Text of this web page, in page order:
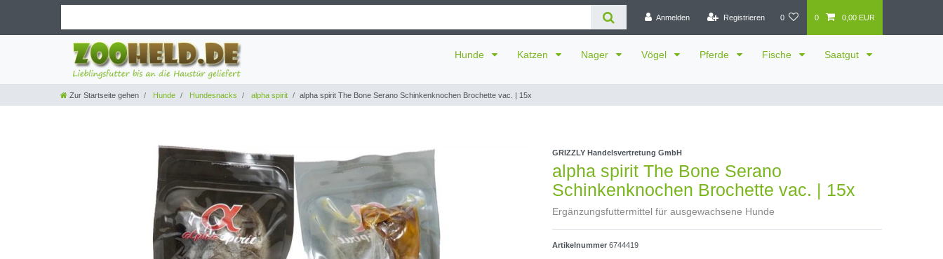
Anmelden Registrieren 0 0 0,00 EUR
Hunde Katzen Nager Vögel Pferde Fische Saatgut
Zur Startseite gehen Hunde Hundesnacks alpha spirit alpha spirit The Bone Serano Schinkenknochen Brochette vac. | 15x
GRIZZLY Handelsvertretung GmbH
alpha spirit The Bone Serano
Schinkenknochen Brochette vac. | 15x
Ergänzungsfuttermittel für ausgewachsene Hunde
Artikelnummer 6744419